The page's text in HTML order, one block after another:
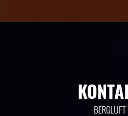
BERGLUFT